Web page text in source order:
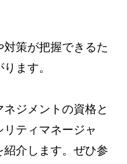
策が把握できるた
ます。
ジメントの資格と
ティマネージャ
介します。ぜひ参